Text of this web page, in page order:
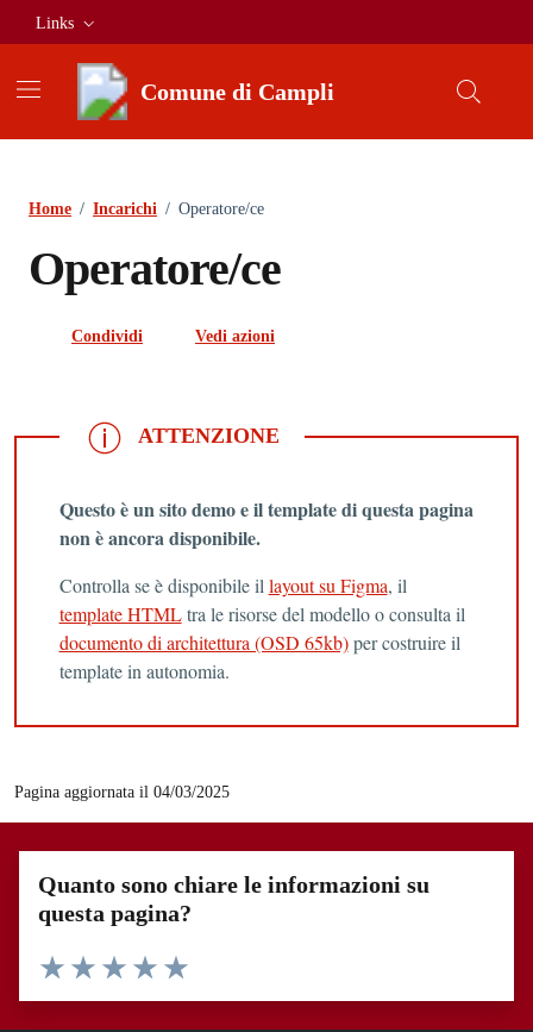
Vai ai contenuti
Vai al footer
Links
Comune di Campli
Home / Incarichi / Operatore/ce
Operatore/ce
Condividi Vedi azioni
ATTENZIONE
ATTENZIONE
Questo è un sito demo e il template di questa pagina
non è ancora disponibile.
Controlla se è disponibile il layout su Figma, il
template HTMLtra le risorse del modello o consulta il
documento di architettura (OSD 65kb)per costruire il
template in autonomia.
Pagina aggiornata il 04/03/2025
Quanto sono chiare le informazioni su
questa pagina?